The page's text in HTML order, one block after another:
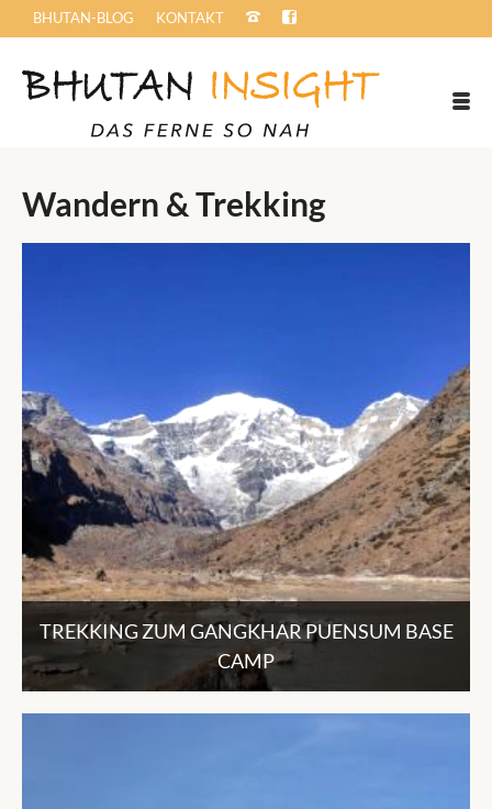
BHUTAN-BLOG KONTAKT
Wandern & Trekking
TREKKING ZUM GANGKHAR PUENSUM BASE
CAMP